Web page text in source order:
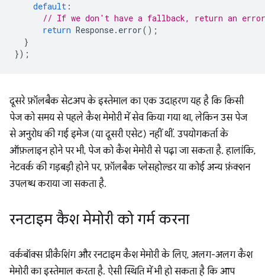
default :
// If we don't have a fallback, return an error
return Response. error();
}
});
दूसरे फ़ॉलबैक सेटअप के इस्तेमाल का एक उदाहरण यह है कि किसी
पेज को समय से पहले कैश मेमोरी में सेव किया गया था, लेकिन उस पेज
से अनुरोध की गई इमेज (या दूसरी एसेट) नहीं थीं. उपयोगकर्ता के
ऑफ़लाइन होने पर भी, पेज को कैश मेमोरी से पढ़ा जा सकता है. हालांकि,
नेटवर्क की गड़बड़ी होने पर, फ़ॉलबैक प्लेसहोल्डर या कोई अन्य फ़ंक्शन
उपलब्ध कराया जा सकता है.
रनटाइम कैश मेमोरी को गर्म करना
वर्कबॉक्स प्रीकैशिंग और रनटाइम कैश मेमोरी के लिए, अलग-अलग कैश
मेमोरी का इस्तेमाल करता है. ऐसी स्थिति में भी हो सकता है कि आप